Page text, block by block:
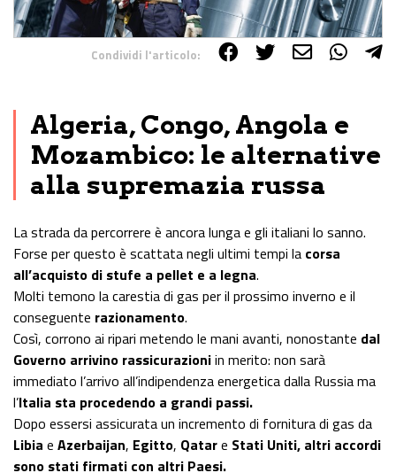
Condividi l'articolo:
Algeria, Congo, Angola e
Mozambico: le alternative
alla supremazia russa
La strada da percorrere è ancora lunga e gli italiani lo sanno.
Forse per questo è scattata negli ultimi tempi la corsa
all’acquisto di stufe a pellet e a legna.
Molti temono la carestia di gas per il prossimo inverno e il
conseguente razionamento.
Così, corrono ai ripari metendo le mani avanti, nonostante dal
Governo arrivino rassicurazioniin merito: non sarà
immediato l’arrivo all’indipendenza energetica dalla Russia ma
l’Italia sta procedendo a grandi passi.
Dopo essersi assicurata un incremento di fornitura di gas da
Libia e Azerbaijan, Egitto, Qatare Stati Uniti, altri accordi
sono stati firmati con altri Paesi.